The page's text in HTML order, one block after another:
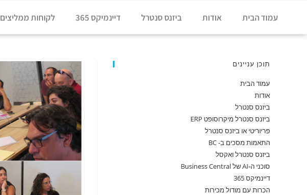
עמוד הבית אודות ביזנס סנטרל דיינמיקס 365 לקוחות ממליצים
תוכן עניינים
עמוד הבית
אודות
ביזנס סנטרל
ביזנס סנטרל מיקרוסופט ERP
פריוריטי או ביזנס סנטרל
התאמות מסכים ב- BC
ביזנס סנטרל ואקסל
סוכני ה-AI של Business Central
דיינמיקס 365
הכרות עם מודול מכירות